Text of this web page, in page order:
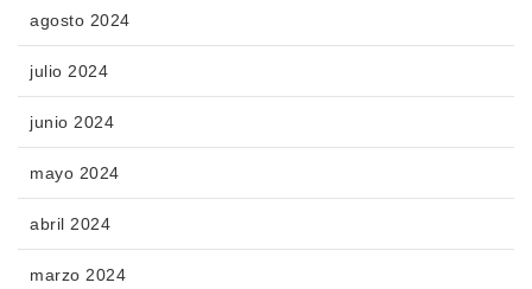
agosto 2024
julio 2024
junio 2024
mayo 2024
abril 2024
marzo 2024